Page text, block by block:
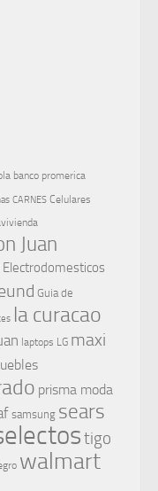
banco promerica
CARNES Celulares
Juan
Electrodomesticos
Guia de
la curacao
laptops LG maxi
prisma moda
samsung sears
tigo
walmart